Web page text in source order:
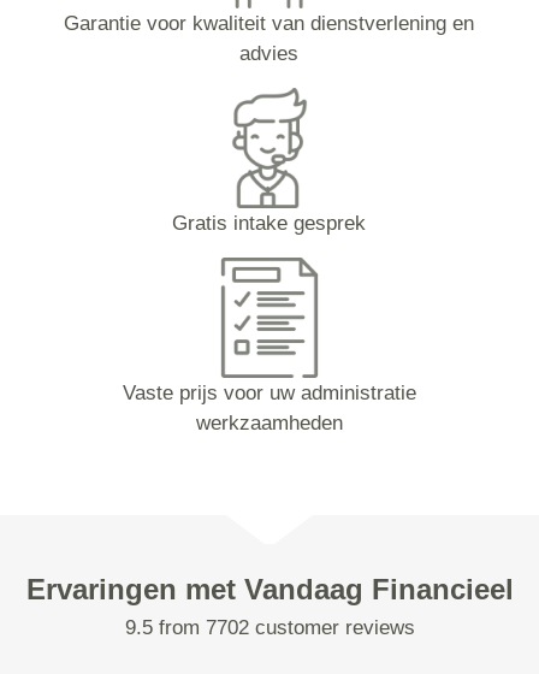
Garantie voor kwaliteit van dienstverlening en
advies
Gratis intake gesprek
Vaste prijs voor uw administratie
werkzaamheden
Ervaringen met Vandaag Financieel
9.5 from 7702 customer reviews